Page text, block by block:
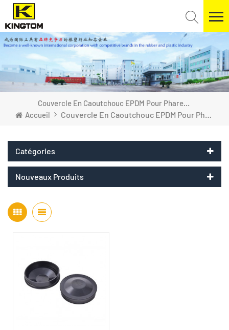
Couvercle En Caoutchouc EPDM Pour Phares De Voiture
Accueil
Catégories
Nouveaux Produits